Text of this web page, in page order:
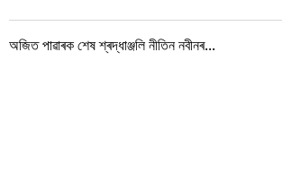
অজিত পাৱাৰক শেষ শ্ৰদ্ধাঞ্জলি নীতিন নবীনৰ...